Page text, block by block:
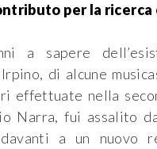
per la ricerca
a sapere
di alcune
effettuate nella
Narra, fui assalito
a un nuovo